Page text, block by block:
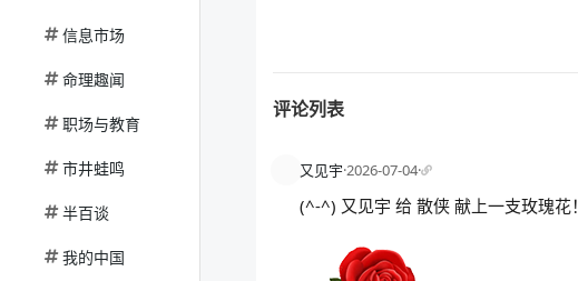
信息市场
命理趣闻
职场与教育
市井蛙鸣
半百谈
我的中国
评论列表
又见宇·2026-07-04·
(^-^) 又见宇 给 散侠 献上一支玫瑰花！